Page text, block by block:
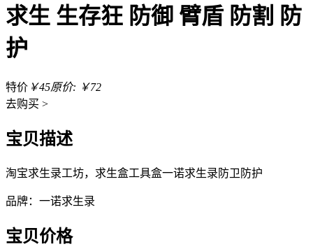
求生 生存狂 防御 臂盾 防割 防
护
特价 ￥45原价: ￥72
去购买 >
宝贝描述
淘宝求生录工坊，求生盒工具盒一诺求生录防卫防护
品牌：一诺求生录
宝贝价格